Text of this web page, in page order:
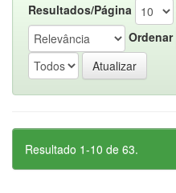
Resultados/Página
Ordenar
Resultado 1-10 de 63.